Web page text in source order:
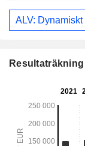
ALV: